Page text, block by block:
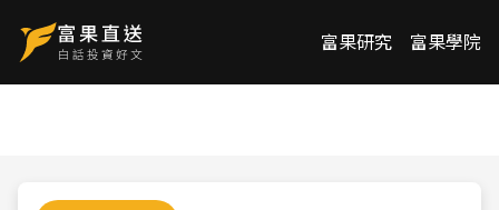
富果研究 富果學院